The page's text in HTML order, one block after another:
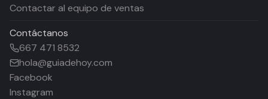
Contactar al equipo de ventas
Contáctanos
667 471 8532
hola@guiadehoy.com
Facebook
Instagram